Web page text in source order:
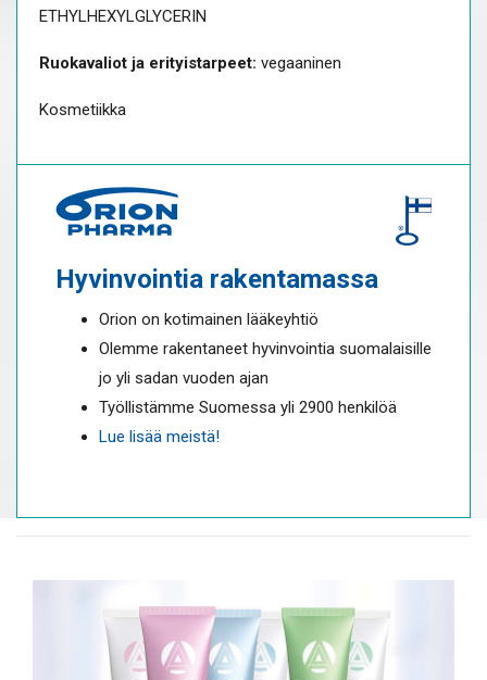
ETHYLHEXYLGLYCERIN
Ruokavaliot ja erityistarpeet: vegaaninen
Kosmetiikka
Hyvinvointia rakentamassa
Orion on kotimainen lääkeyhtiö
Olemme rakentaneet hyvinvointia suomalaisille
jo yli sadan vuoden ajan
Työllistämme Suomessa yli 2900 henkilöä
Lue lisää meistä!